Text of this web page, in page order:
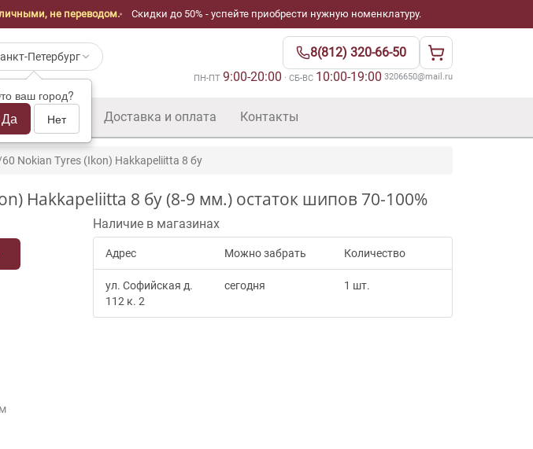
не переводом. Скидки до 50% - успейте приобрести нужную номенклатуру.
Петербург
ваш город?
Да Нет
8(812) 320-66-50
ПН-ПТ 9:00-20:00 · СБ-ВС 10:00-19:00·3206650@mail.ru
б/у оптом Доставка и оплата Контакты
Nokian Tyres (Ikon) Hakkapeliitta 8 бу
Hakkapeliitta 8 бу (8-9 мм.) остаток шипов 70-100%
Наличие в магазинах
Адрес Можно забрать Количество
ул. Софийская д.
112 к. 2
сегодня 1 шт.